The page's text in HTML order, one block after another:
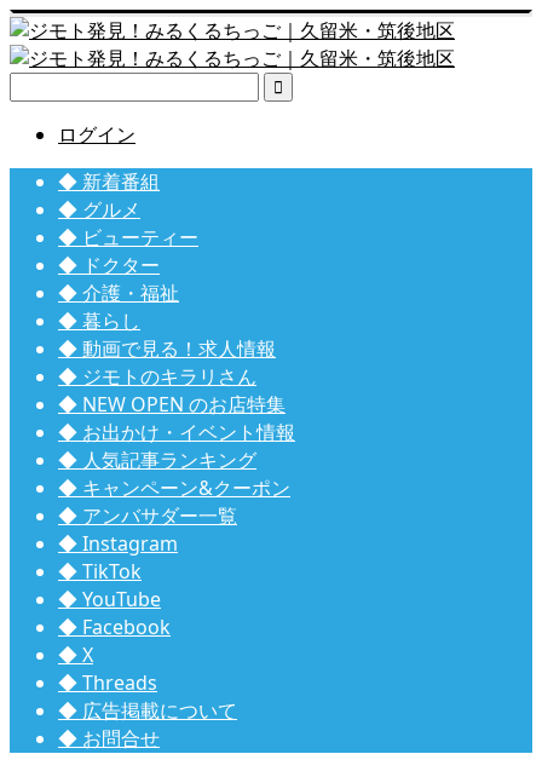

ログイン
◆ 新着番組
◆ グルメ
◆ ビューティー
◆ ドクター
◆ 介護・福祉
◆ 暮らし
◆ 動画で見る！求人情報
◆ ジモトのキラリさん
◆ NEW OPEN のお店特集
◆ お出かけ・イベント情報
◆ 人気記事ランキング
◆ キャンペーン&クーポン
◆ アンバサダー一覧
◆ Instagram
◆ TikTok
◆ YouTube
◆ Facebook
◆ X
◆ Threads
◆ 広告掲載について
◆ お問合せ